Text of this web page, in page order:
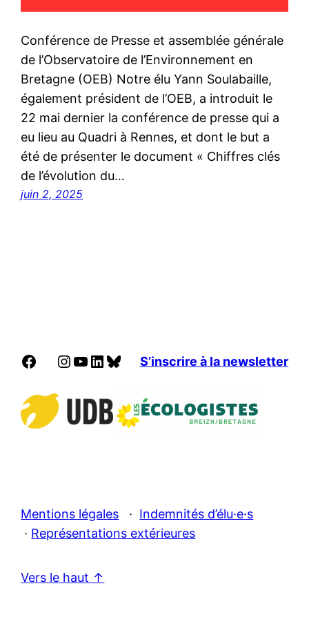
Conférence de Presse et assemblée générale
de l’Observatoire de l’Environnement en
Bretagne (OEB) Notre élu Yann Soulabaille,
également président de l’OEB, a introduit le
22 mai dernier la conférence de presse qui a
eu lieu au Quadri à Rennes, et dont le but a
été de présenter le document « Chiffres clés
de l’évolution du…
juin 2, 2025
Facebook
Instagram
YouTube
LinkedIn
BlueskyS’inscrire à la newsletter
Mentions légales · Indemnités d’élu·e·s
· Représentations extérieures
Vers le haut ↑